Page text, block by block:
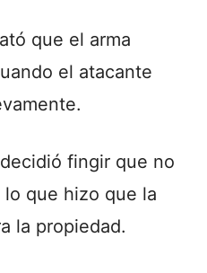
que el arma
el atacante
fingir que no
que hizo que la
la propiedad.